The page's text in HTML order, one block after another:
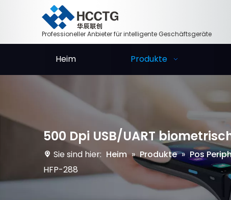
Professioneller Anbieter für intelligente Geschäftsgeräte
Heim Produkte
500 Dpi USB/UART
Sie sind hier: Heim » Produkte » Pos
HFP-288